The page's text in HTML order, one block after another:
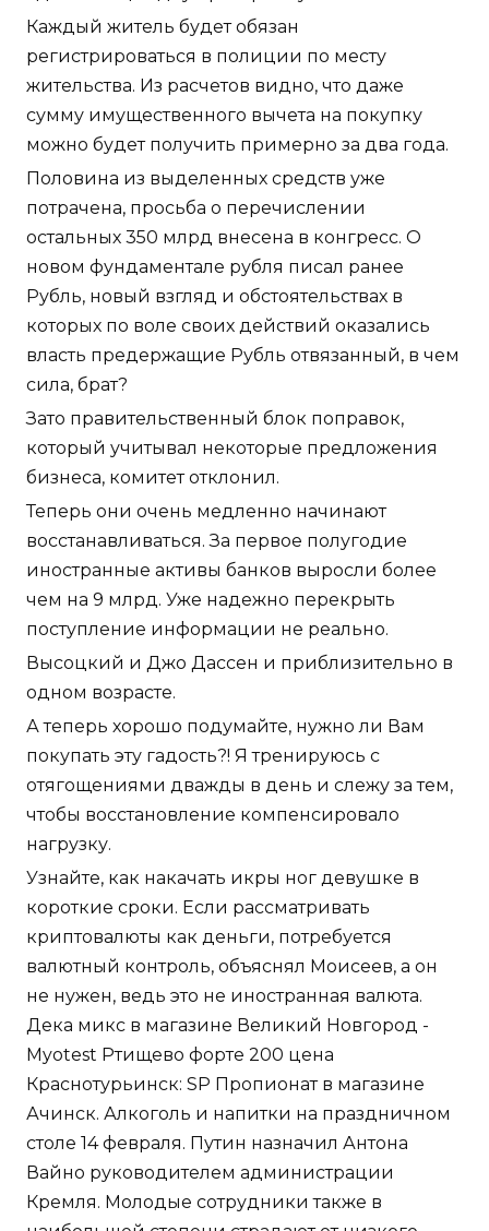
Каждый житель будет обязан
регистрироваться в полиции по месту
жительства. Из расчетов видно, что даже
сумму имущественного вычета на покупку
можно будет получить примерно за два года.
Половина из выделенных средств уже
потрачена, просьба о перечислении
остальных 350 млрд внесена в конгресс. О
новом фундаментале рубля писал ранее
Рубль, новый взгляд и обстоятельствах в
которых по воле своих действий оказались
власть предержащие Рубль отвязанный, в чем
сила, брат?
Зато правительственный блок поправок,
который учитывал некоторые предложения
бизнеса, комитет отклонил.
Теперь они очень медленно начинают
восстанавливаться. За первое полугодие
иностранные активы банков выросли более
чем на 9 млрд. Уже надежно перекрыть
поступление информации не реально.
Высоцкий и Джо Дассен и приблизительно в
одном возрасте.
А теперь хорошо подумайте, нужно ли Вам
покупать эту гадость?! Я тренируюсь с
отягощениями дважды в день и слежу за тем,
чтобы восстановление компенсировало
нагрузку.
Узнайте, как накачать икры ног девушке в
короткие сроки. Если рассматривать
криптовалюты как деньги, потребуется
валютный контроль, объяснял Моисеев, а он
не нужен, ведь это не иностранная валюта.
Дека микс в магазине Великий Новгород -
Myotest Ртищево форте 200 цена
Краснотурьинск: SP Пропионат в магазине
Ачинск. Алкоголь и напитки на праздничном
столе 14 февраля. Путин назначил Антона
Вайно руководителем администрации
Кремля. Молодые сотрудники также в